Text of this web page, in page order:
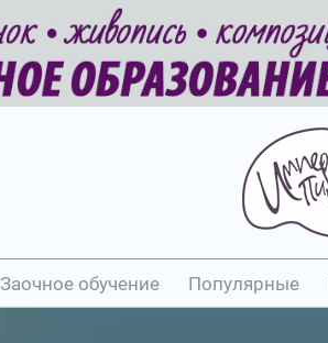
Заочное обучение Популярные